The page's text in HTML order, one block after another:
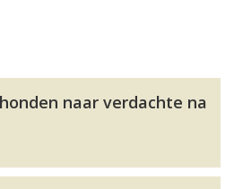
naar verdachte na